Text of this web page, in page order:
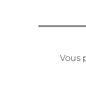
Vous